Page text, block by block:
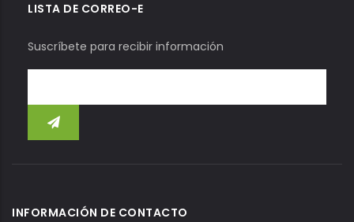
LISTA DE CORREO-E
Suscríbete para recibir información
INFORMACIÓN DE CONTACTO